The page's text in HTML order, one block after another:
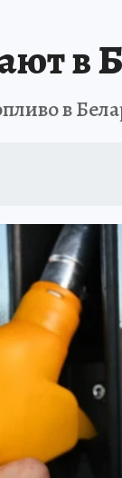
в
в